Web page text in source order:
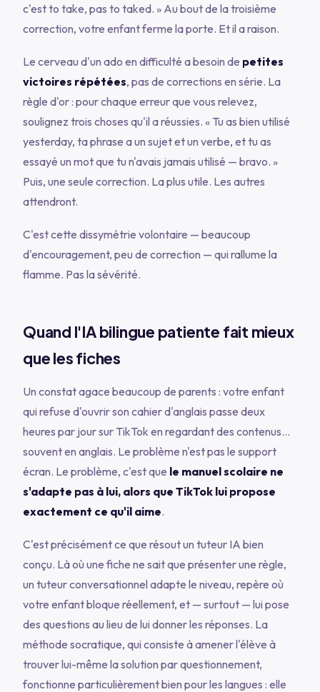
c'est to take, pas to taked. » Au bout de la troisième
correction, votre enfant ferme la porte. Et il a raison.
Le cerveau d'un ado en difficulté a besoin de petites
victoires répétées, pas de corrections en série. La
règle d'or : pour chaque erreur que vous relevez,
soulignez trois choses qu'il a réussies. « Tu as bien utilisé
yesterday, ta phrase a un sujet et un verbe, et tu as
essayé un mot que tu n'avais jamais utilisé — bravo. »
Puis, une seule correction. La plus utile. Les autres
attendront.
C'est cette dissymétrie volontaire — beaucoup
d'encouragement, peu de correction — qui rallume la
flamme. Pas la sévérité.
Quand l'IA bilingue patiente fait mieux
que les fiches
Un constat agace beaucoup de parents : votre enfant
qui refuse d'ouvrir son cahier d'anglais passe deux
heures par jour sur TikTok en regardant des contenus…
souvent en anglais. Le problème n'est pas le support
écran. Le problème, c'est que le manuel scolaire ne
s'adapte pas à lui, alors que TikTok lui propose
exactement ce qu'il aime.
C'est précisément ce que résout un tuteur IA bien
conçu. Là où une fiche ne sait que présenter une règle,
un tuteur conversationnel adapte le niveau, repère où
votre enfant bloque réellement, et — surtout — lui pose
des questions au lieu de lui donner les réponses. La
méthode socratique, qui consiste à amener l'élève à
trouver lui-même la solution par questionnement,
fonctionne particulièrement bien pour les langues : elle